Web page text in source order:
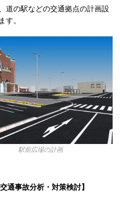
道の駅などの交通拠点の計画設
す。
駅前広場の計画
交通事故分析・対策検討】